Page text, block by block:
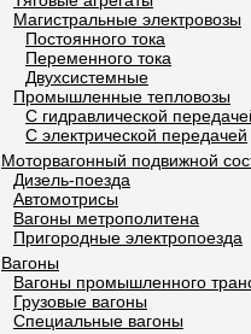
Магистральные электровозы
Постоянного тока
Переменного тока
Двухсистемные
Промышленные тепловозы
С гидравлической
С электрической передачей
Моторвагонный подвижной
Дизель-поезда
Автомотрисы
Вагоны метрополитена
Пригородные электропоезда
Вагоны
Вагоны промышленного
Грузовые вагоны
Специальные вагоны